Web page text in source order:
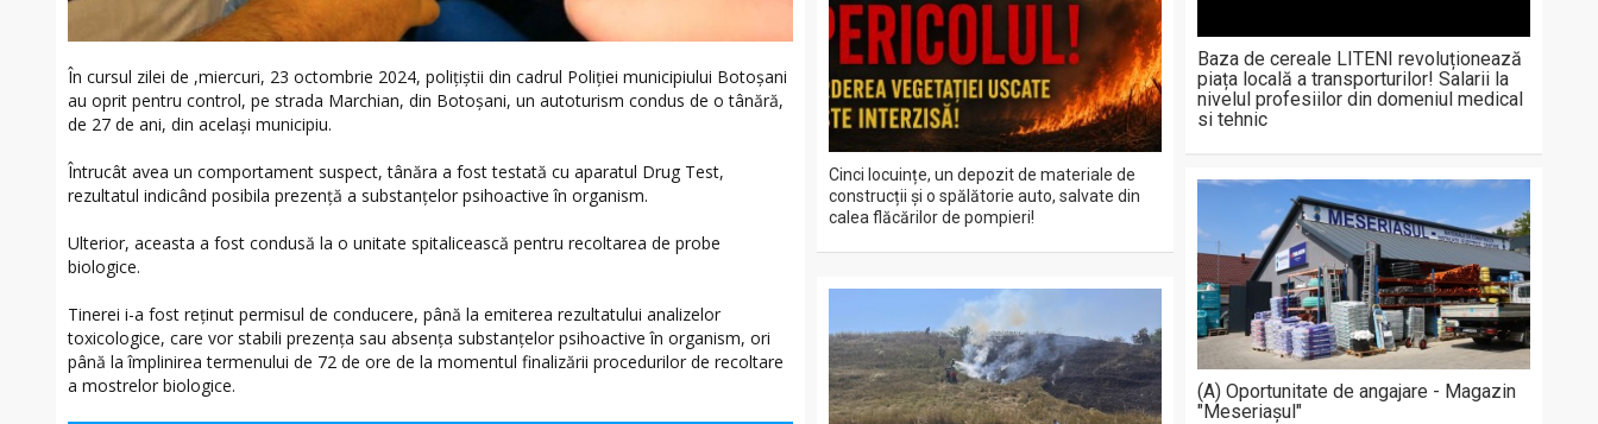
În cursul zilei de ,miercuri, 23 octombrie 2024, polițiștii din cadrul Poliției municipiului Botoșani
au oprit pentru control, pe strada Marchian, din Botoșani, un autoturism condus de o tânără,
de 27 de ani, din același municipiu.
Întrucât avea un comportament suspect, tânăra a fost testată cu aparatul Drug Test,
rezultatul indicând posibila prezență a substanțelor psihoactive în organism.
Ulterior, aceasta a fost condusă la o unitate spitalicească pentru recoltarea de probe
biologice.
Tinerei i-a fost reținut permisul de conducere, până la emiterea rezultatului analizelor
toxicologice, care vor stabili prezența sau absența substanțelor psihoactive în organism, ori
până la împlinirea termenului de 72 de ore de la momentul finalizării procedurilor de recoltare
a mostrelor biologice.
Cinci locuințe, un depozit de materiale de
construcții și o spălătorie auto, salvate din
calea flăcărilor de pompieri!
Baza de cereale LITENI revoluționează
piața locală a transporturilor! Salarii la
nivelul profesiilor din domeniul medical
si tehnic
(A) Oportunitate de angajare - Magazin
"Meseriașul"